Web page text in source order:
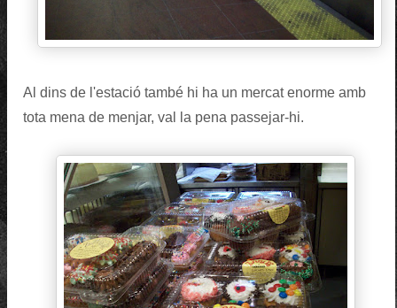
Al dins de l'estació també hi ha un mercat enorme amb
tota mena de menjar, val la pena passejar-hi.